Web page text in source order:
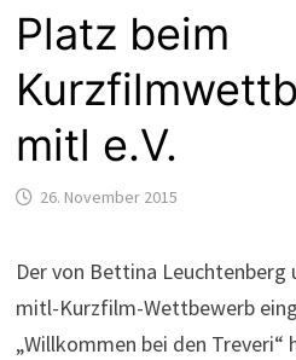
Platz beim
mitl e.V.
26. November 2015
Der von Bettina Leuchtenberg
mitl-Kurzfilm-Wettbewerb
„Willkommen bei den Treveri“